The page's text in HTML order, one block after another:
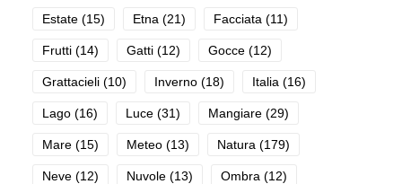
Estate (15) Etna (21) Facciata (11)
Frutti (14) Gatti (12) Gocce (12)
Grattacieli (10) Inverno (18) Italia (16)
Lago (16) Luce (31) Mangiare (29)
Mare (15) Meteo (13) Natura (179)
Neve (12) Nuvole (13) Ombra (12)